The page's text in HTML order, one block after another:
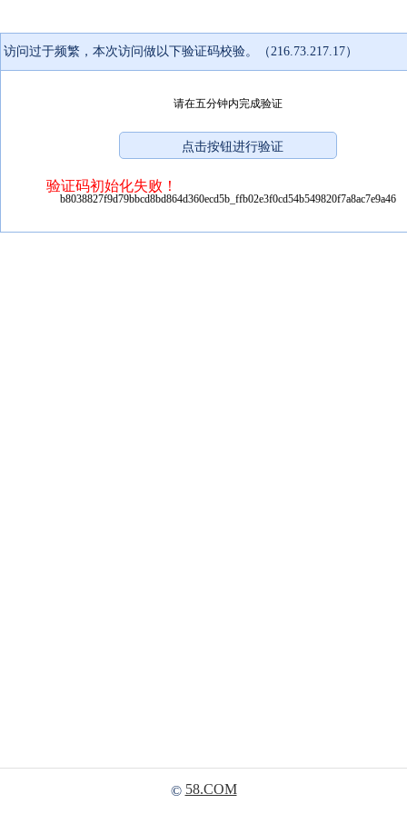
访问过于频繁，本次访问做以下验证码校验。（216.73.217.17）
请在五分钟内完成验证
验证码初始化失败！
b8038827f9d79bbcd8bd864d360ecd5b_ffb02e3f0cd54b549820f7a8ac7e9a46
© 58.COM